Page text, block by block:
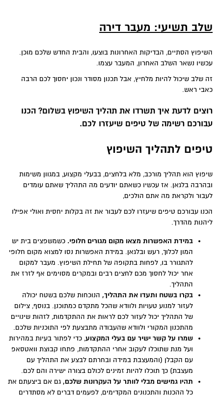
שלב תשיעי: מעבר דירה
השיפוץ הסתיים, הבדיקות האחרונות בוצעו, והבית החדש שלכם מוכן.
עכשיו נשאר השלב האחרון, המעבר עצמו.
זה שלב שיכול להיות מלחיץ, אבל תכנון מסודר ונכון יחסוך לכם הרבה
כאבי ראש.
רוצים לדעת איך תשרדו את תהליך השיפוץ בשלום? הכנו
עבורכם רשימה של טיפים שיעזרו לכם.
טיפים לתהליך השיפוץ
שיפוץ הוא תהליך מורכב, מלא בלחצים, בבעלי מקצוע, במגוון משימות
ובהרבה בלגאן. אז עכשיו כשאתם יודעים מה התהליך שאתם עומדים
לעבור ולקראת מה אתם הולכים,
הכנו עבורכם טיפים שיעזרו לכם לעבור את זה בקלות יחסית ואולי אפילו
ליהנות מהדרך.
במידת האפשרות מצאו מקום מגורים חלופי. כשמשפצים בית יש
המון לכלוך, רעש ובלגאן. במידת האפשרות נסו למצוא מקום חלופי
להתגורר בו, לפחות בתקופה של תחילת השיפוץ. מעבר למקום
אחר יכול לחסוך מכם לחצים רבים ובמקרים מסוימים אף לזרז את
התהליך.
בקרו בשטח ותעדו את התהליך, הנוכחות שלכם בשטח יכולה
לעזור למנוע טעויות ולוודא שהכל מתקדם כמתוכנן. בנוסף, צילום
של התהליך יכול לעזור לכם לראות את ההתקדמות, לזהות שינויים
מהתכנון המקורי ולוודא שהעבודה מתבצעת לפי התוכניות שלכם.
שמרו על קשר ישיר עם בעלי המקצוע, כדי לפתור בעיות במהירות
ועל מנת שתוכלו לעקוב אחרי ההתקדמות, פתחו קבוצת וואטסאפ
עם הקבלן (והמעצבת במידה ובחרתם לבצע את התהליך עם
מעצבת) כך תוכלו להיות זמינים לכולם בצורה ישירה והם לכם.
תהיו גמישים מבלי לוותר על העקרונות שלכם, גם אם ביצעתם את
כל ההכנות והתכנונים המקדימים, לפעמים דברים לא מסתדרים